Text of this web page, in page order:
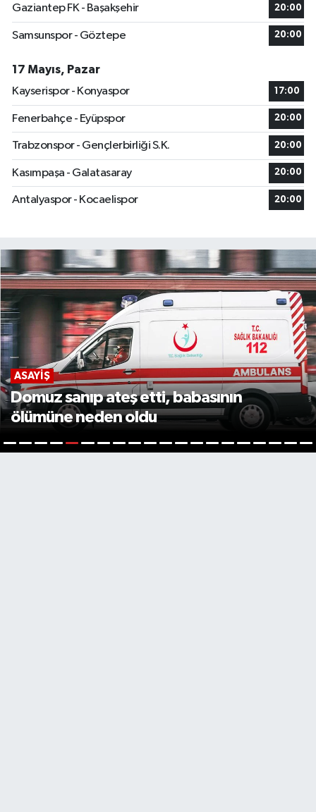
Gaziantep FK - Başakşehir 20:00
Samsunspor - Göztepe 20:00
17 Mayıs, Pazar
Kayserispor - Konyaspor
17:00
Fenerbahçe - Eyüpspor 20:00
Trabzonspor - Gençlerbirliği S.K. 20:00
Kasımpaşa - Galatasaray 20:00
Antalyaspor - Kocaelispor 20:00
ASAYIŞ
Domuz sanıp ateş etti, babasının
ölümüne neden oldu